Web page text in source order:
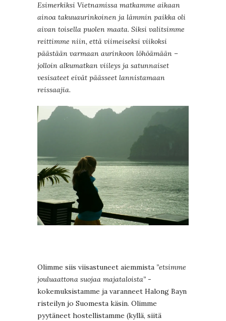
Esimerkiksi Vietnamissa matkamme aikaan
ainoa takuuaurinkoinen ja lämmin paikka oli
aivan toisella puolen maata. Siksi valitsimme
reittimme niin, että viimeiseksi viikoksi
päästään varmaan aurinkoon löhöämään –
jolloin alkumatkan viileys ja satunnaiset
vesisateet eivät päässeet lannistamaan
reissaajia.
Olimme siis viisastuneet aiemmista ”etsimme
jouluaattona suojaa majataloista” -
kokemuksistamme ja varanneet Halong Bayn
risteilyn jo Suomesta käsin. Olimme
pyytäneet hostellistamme (kyllä, siitä